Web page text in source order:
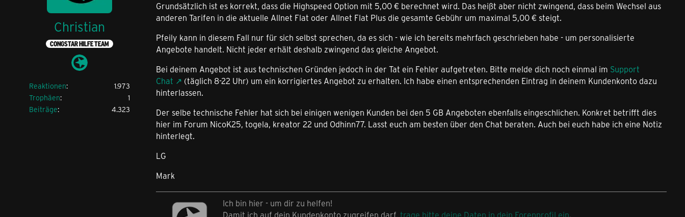
Christian
CONGSTAR HILFE TEAM
Reaktionen
1.973
Trophäen
1
Beiträge
4.323
Grundsätzlich ist es korrekt, dass die Highspeed Option mit 5,00 € berechnet wird. Das heißt aber nicht zwingend, dass beim Wechsel aus
anderen Tarifen in die aktuelle Allnet Flat oder Allnet Flat Plus die gesamte Gebühr um maximal 5,00 € steigt.
Pfeily kann in diesem Fall nur für sich selbst sprechen, da es sich - wie ich bereits mehrfach geschrieben habe - um personalisierte
Angebote handelt. Nicht jeder erhält deshalb zwingend das gleiche Angebot.
Bei deinem Angebot ist aus technischen Gründen jedoch in der Tat ein Fehler aufgetreten. Bitte melde dich noch einmal im Support
Chat
(täglich 8-22 Uhr) um ein korrigiertes Angebot zu erhalten. Ich habe einen entsprechenden Eintrag in deinem Kundenkonto dazu
hinterlassen.
Der selbe technische Fehler hat sich bei einigen wenigen Kunden bei den 5 GB Angeboten ebenfalls eingeschlichen. Konkret betrifft dies
hier im Forum NicoK25, togela, kreator 22 und Odhinn77. Lasst euch am besten über den Chat beraten. Auch bei euch habe ich eine Notiz
hinterlegt.
LG
Mark
Ich bin hier - um dir zu helfen!
Damit ich auf dein Kundenkonto zugreifen darf, trage bitte deine Daten in dein Forenprofil ein.